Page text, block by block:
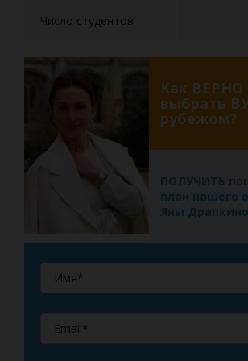
Число студентов
Как ВЕРНО
выбрать
рубежом?
ПОЛУЧИТЬ
план нашего
Яны